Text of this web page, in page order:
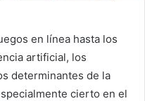
en línea hasta los
artificial, los
determinantes de la
cierto en el